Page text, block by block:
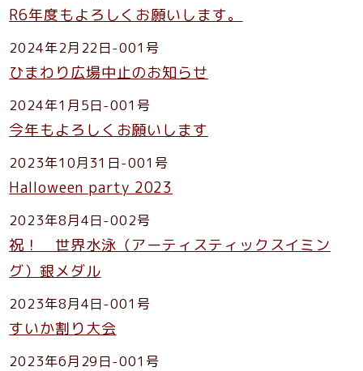
R6年度もよろしくお願いします。
2024年2月22日-001号
ひまわり広場中止のお知らせ
2024年1月5日-001号
今年もよろしくお願いします
2023年10月31日-001号
Halloween party 2023
2023年8月4日-002号
祝！ 世界水泳（アーティスティックスイミン
グ）銀メダル
2023年8月4日-001号
すいか割り大会
2023年6月29日-001号